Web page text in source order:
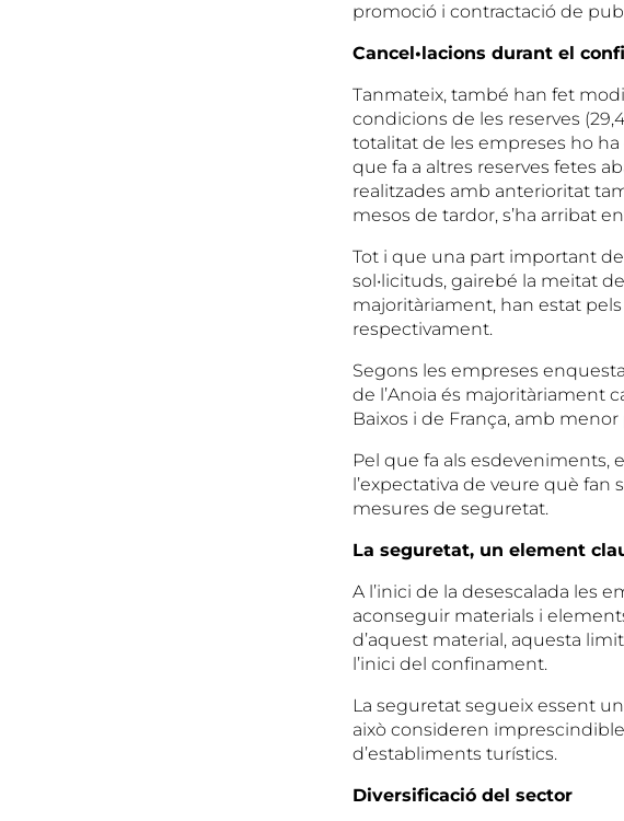
promoció i contractació de
Cancel•lacions durant el
Tanmateix, també han fet
condicions de les reserves
totalitat de les empreses ho
que fa a altres reserves fetes
realitzades amb anterioritat
mesos de tardor, s’ha arribat
Tot i que una part important
sol•licituds, gairebé la meitat
majoritàriament, han estat pels
respectivament.
Segons les empreses
de l’Anoia és majoritàriament
Baixos i de França, amb
Pel que fa als esdeveniments,
l’expectativa de veure què
mesures de seguretat.
La seguretat, un element
A l’inici de la desescalada les
aconseguir materials i
d’aquest material, aquesta
l’inici del confinament.
La seguretat segueix essent
això consideren
d’establiments turístics.
Diversificació del sector